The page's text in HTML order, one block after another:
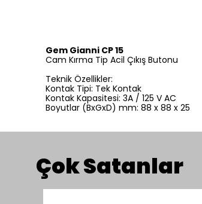
Gem Gianni CP 15
Cam Kırma Tip Acil Çıkış Butonu
Teknik Özellikler:
Kontak Tipi: Tek Kontak
Kontak Kapasitesi: 3A / 125 V AC
Boyutlar (BxGxD) mm: 88 x 88 x 25
Çok Satanlar